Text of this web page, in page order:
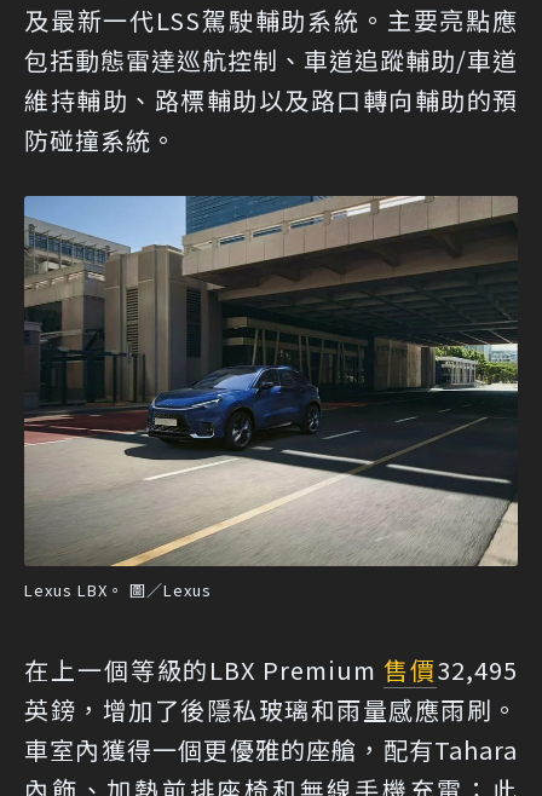
及最新一代LSS駕駛輔助系統。主要亮點應
包括動態雷達巡航控制、車道追蹤輔助/車道
維持輔助、路標輔助以及路口轉向輔助的預
防碰撞系統。
Lexus LBX。 圖／Lexus
在上一個等級的LBX Premium 售價32,495
英鎊，增加了後隱私玻璃和雨量感應雨刷。
車室內獲得一個更優雅的座艙，配有Tahara